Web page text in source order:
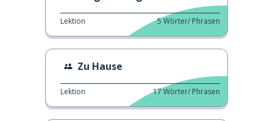
Lektion 5Wörter/ Phrasen
Zu Hause
Lektion 17Wörter/ Phrasen